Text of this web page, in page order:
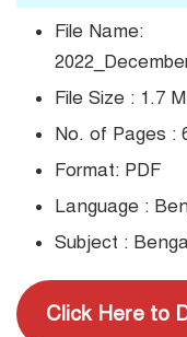
File Name:
File Size : 1.7
No. of Pages :
Format: PDF
Language :
Subject :
Click Here to